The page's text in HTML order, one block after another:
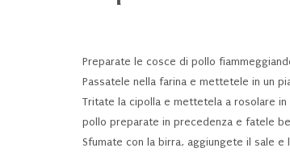
Preparate le cosce di pollo
Passatele nella farina e mettetele in un
Tritate la cipolla e mettetela a rosolare
pollo preparate in precedenza e fatele
Sfumate con la birra, aggiungete il sale